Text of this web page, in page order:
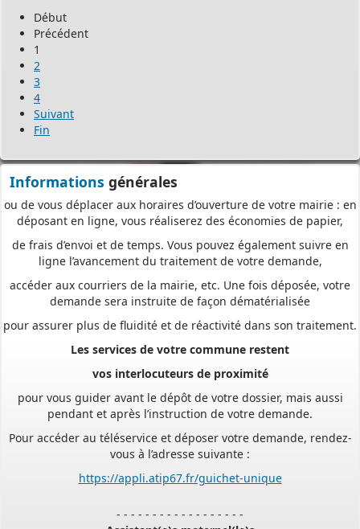
Début
Précédent
1
2
3
4
Suivant
Fin
Informations générales
poursaisir et déposer toutes les pièces de votre dossier
à tout moment et où que vous soyez, dans le cadre d’une
Plus besoin d’imprimer vos demandes en de multiples
exemplaires, d’envoyer des plis en recommandé avec accusé de
ou de vous déplacer aux horaires d’ouverture de votre mairie : en
déposant en ligne, vous réaliserez des économies de papier,
de frais d’envoi et de temps. Vous pouvez également suivre en
accéder aux courriers de la mairie, etc. Une fois déposée, votre
pour assurer plus de fluidité et de réactivité dans son traitement.
Les services de votre commune restent
vos interlocuteurs de proximité
pour vous guider avant le dépôt de votre dossier, mais aussi
Pour accéder au téléservice et déposer votre demande, rendez-
https://appli.atip67.fr/guichet-unique
- - - - - - - - - - - - - - - - - -